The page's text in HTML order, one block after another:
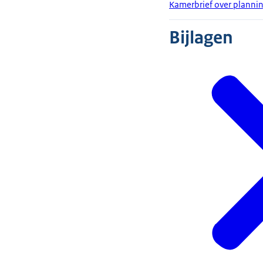
Kamerbrief over
Bijlagen